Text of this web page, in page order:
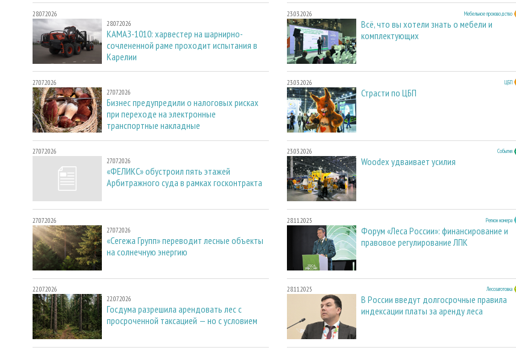
28.07.2026
28.07.2026
КАМАЗ-1010: харвестер на шарнирно-
сочлененной раме проходит испытания в
Карелии
27.07.2026
27.07.2026
Бизнес предупредили о налоговых рисках
при переходе на электронные
транспортные накладные
27.07.2026
27.07.2026
«ФЕЛИКС» обустроил пять этажей
Арбитражного суда в рамках госконтракта
27.07.2026
27.07.2026
«Сегежа Групп» переводит лесные объекты
на солнечную энергию
22.07.2026
22.07.2026
Госдума разрешила арендовать лес с
просроченной таксацией — но с условием
23.03.2026 Мебельное производство
Всё, что вы хотели знать о мебели и
комплектующих
23.03.2026 ЦБП
Страсти по ЦБП
23.03.2026 События
Woodex удваивает усилия
28.11.2025 Регион номера
Форум «Леса России»: финансирование и
правовое регулирование ЛПК
28.11.2025 Лесозаготовка
В России введут долгосрочные правила
индексации платы за аренду леса